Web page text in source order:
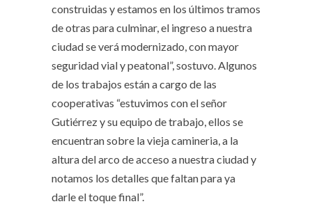
construidas y estamos en los últimos tramos
de otras para culminar, el ingreso a nuestra
ciudad se verá modernizado, con mayor
seguridad vial y peatonal”, sostuvo. Algunos
de los trabajos están a cargo de las
cooperativas “estuvimos con el señor
Gutiérrez y su equipo de trabajo, ellos se
encuentran sobre la vieja camineria, a la
altura del arco de acceso a nuestra ciudad y
notamos los detalles que faltan para ya
darle el toque final”.